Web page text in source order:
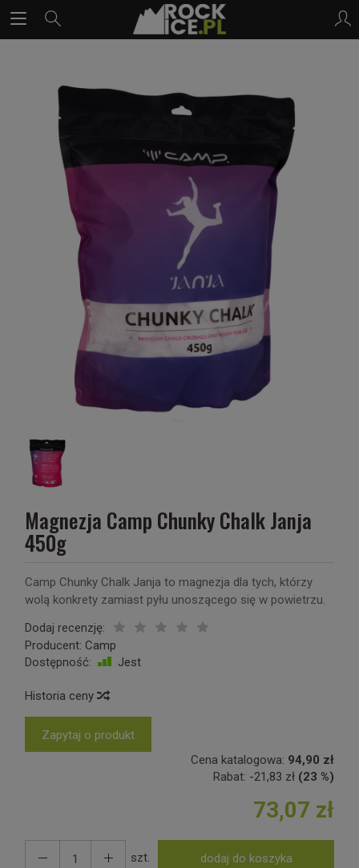
Magnezja Camp Chunky Chalk Janja
450g
Camp Chunky Chalk Janja to magnezja dla tych, którzy
wolą konkrety zamiast pyłu unoszącego się w powietrzu.
Dodaj recenzję:
Producent: Camp
Dostępność:
Jest
Historia ceny
Zapytaj o produkt
Cena katalogowa: 94,90 zł
Rabat: -21,83 zł (23 %)
73,07 zł
szt. dodaj do koszyka